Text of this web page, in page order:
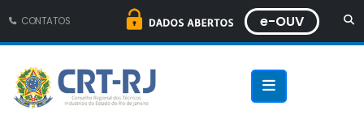
CONTATOS e-OUV